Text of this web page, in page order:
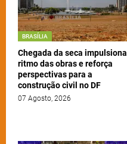
BRASÍLIA
Chegada da seca impulsiona
ritmo das obras e reforça
perspectivas para a
construção civil no DF
07 Agosto, 2026